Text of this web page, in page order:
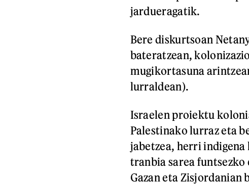
jardueragatik.
Bere diskurtsoan
bateratzean,
mugikortasuna
lurraldean).
Israelen proiektu
Palestinako lurraz eta
jabetzea, herri
tranbia sarea funtsezko
Gazan eta Zisjordanian